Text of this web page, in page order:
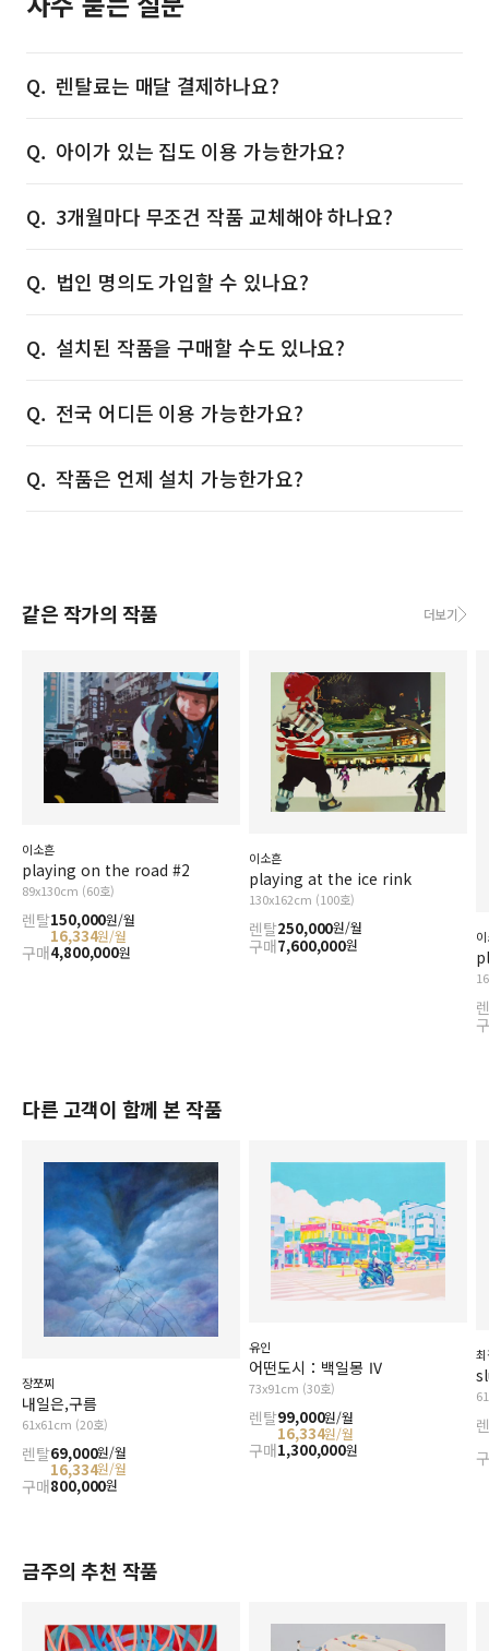
렌탈료는 매달 결제하나요?
아이가 있는 집도 이용 가능한가요?
3개월마다 무조건 작품 교체해야 하나요?
법인 명의도 가입할 수 있나요?
설치된 작품을 구매할 수도 있나요?
전국 어디든 이용 가능한가요?
작품은 언제 설치 가능한가요?
같은 작가의 작품 더보기
이소흔
playing on the road #2
89x130cm (60호)
렌탈150,000원/월
16,334원/월
구매4,800,000원
이소흔
playing at the ice rink
130x162cm (100호)
렌탈250,000원/월
구매7,600,000원
다른 고객이 함께 본 작품
장쪼찌
내일은,구름
61x61cm (20호)
렌탈69,000원/월
16,334원/월
구매800,000원
유인
어떤도시：백일몽 Ⅳ
73x91cm (30호)
렌탈99,000원/월
16,334원/월
구매1,300,000원
금주의 추천 작품